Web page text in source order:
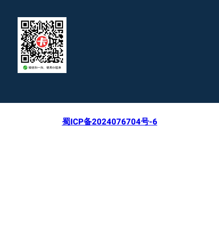
蜀ICP备2024076704号-6